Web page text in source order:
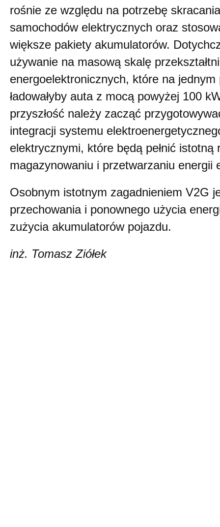
rośnie ze względu na potrzebę
samochodów elektrycznych oraz
większe pakiety akumulatorów.
używanie na masową skalę
energoelektronicznych, które na jednym
ładowałyby auta z mocą powyżej 100
przyszłość należy zacząć
integracji systemu
elektrycznymi, które będą pełnić istotną
magazynowaniu i przetwarzaniu energii
Osobnym istotnym zagadnieniem V2G
przechowania i ponownego użycia
zużycia akumulatorów pojazdu.
inż. Tomasz Ziółek